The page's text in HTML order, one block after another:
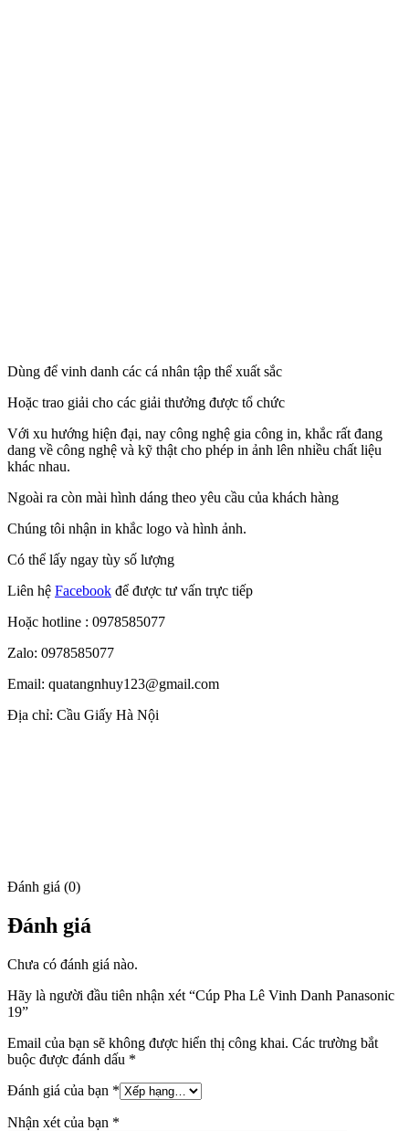
Dùng để vinh danh các cá nhân tập thể xuất sắc
Hoặc trao giải cho các giải thưởng được tổ chức
Với xu hướng hiện đại, nay công nghệ gia công in, khắc rất đang
dang về công nghệ và kỹ thật cho phép in ảnh lên nhiều chất liệu
khác nhau.
Ngoài ra còn mài hình dáng theo yêu cầu của khách hàng
Chúng tôi nhận in khắc logo và hình ảnh.
Có thể lấy ngay tùy số lượng
Liên hệ Facebook để được tư vấn trực tiếp
Hoặc hotline : 0978585077
Zalo: 0978585077
Email: quatangnhuy123@gmail.com
Địa chỉ: Cầu Giấy Hà Nội
Đánh giá (0)
Đánh giá
Chưa có đánh giá nào.
Hãy là người đầu tiên nhận xét “Cúp Pha Lê Vinh Danh Panasonic
19”
Email của bạn sẽ không được hiển thị công khai. Các trường bắt
buộc được đánh dấu *
Đánh giá của bạn *
Nhận xét của bạn *